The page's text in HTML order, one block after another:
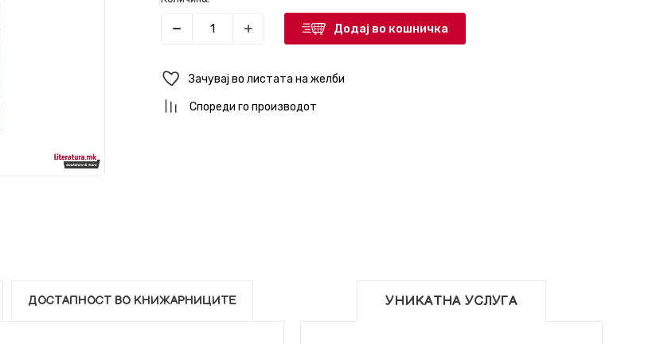
Додај во кошничка
Зачувај во листата на желби
Спореди го производот
ДОСТАПНОСТ ВО КНИЖАРНИЦИТЕ УНИКАТНА УСЛУГА